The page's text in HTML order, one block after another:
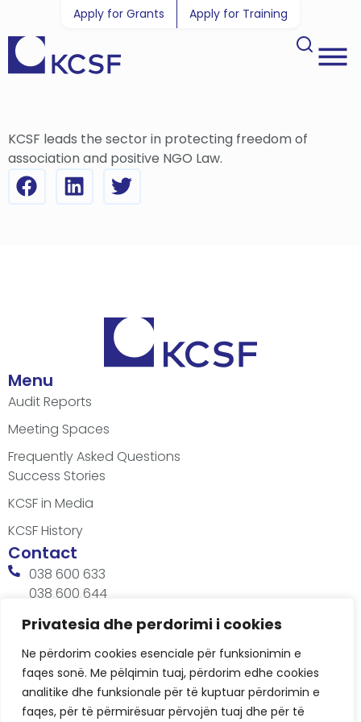
Privatesia dhe perdorimi i cookies
Ne përdorim cookies esenciale për funksionimin e
faqes sonë. Me pëlqimin tuaj, përdorim edhe cookies
analitike dhe funksionale për të kuptuar përdorimin e
faqes, për të përmirësuar përvojën tuaj dhe për të
Apply for Grants Apply for Training
KCSF leads the sector in protecting freedom of
association and positive NGO Law.
Menu
Audit Reports
Meeting Spaces
Frequently Asked Questions
Success Stories
KCSF in Media
KCSF History
Contact
038 600 633
038 600 644
office@kcsfoundation.org
Besa Imami, Lam A, H1, Kat.12, nr. 65-1, Lakrishtë,
Prishtinë, Kosovë.
Working Hours
8:00 AM - 4:00 PM